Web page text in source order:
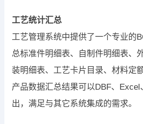
工艺统计汇总
工艺管理系统中提供了一个专业的
总标准件明细表、自制件明细表、
装明细表、工艺卡片目录、材料定
产品数据汇总结果可以DBF、
出，满足与其它系统集成的需求。